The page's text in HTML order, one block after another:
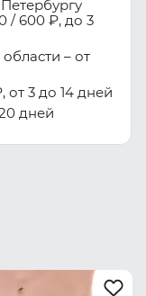
/ 600 ₽, до 3
– от
3 до 14 дней
дней